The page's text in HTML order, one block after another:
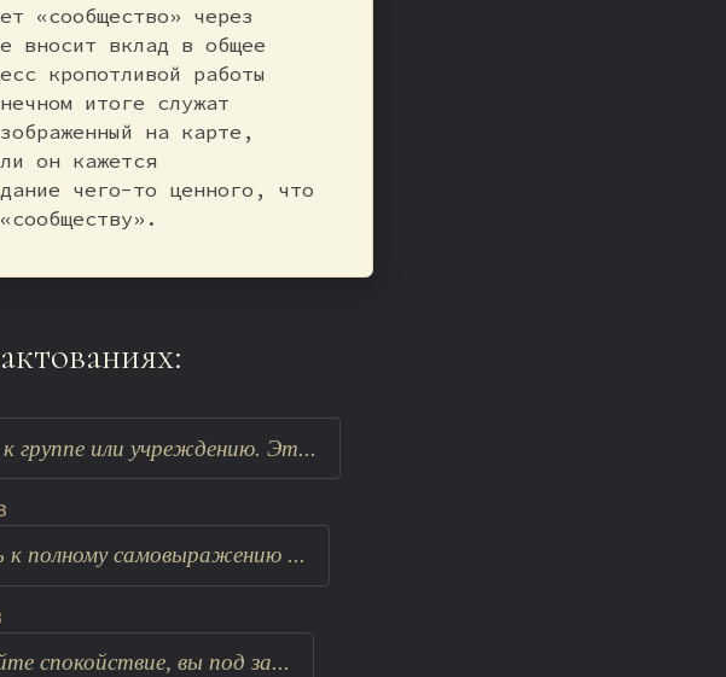
«сообщество» через
вносит вклад в общее
кропотливой работы
итоге служат
на карте,
он кажется
чего-то ценного, что
или учреждению. Эт...
к полному самовыражению ...
спокойствие, вы под за...